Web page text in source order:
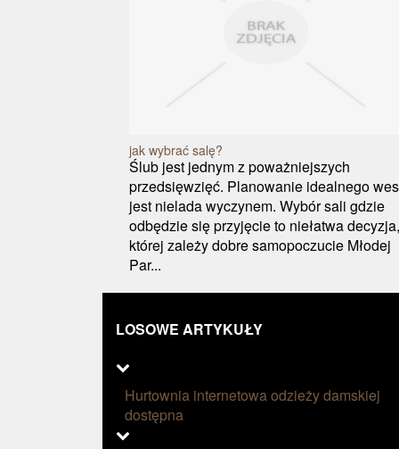
jak wybrać salę?
Ślub jest jednym z poważniejszych
przedsięwzięć. Planowanie idealnego
jest nielada wyczynem. Wybór sali gdzie
odbędzie się przyjęcie to niełatwa
której zależy dobre samopoczucie Młodej
Par...
LOSOWE ARTYKUŁY
Hurtownia internetowa odzieży damskiej
dostępna